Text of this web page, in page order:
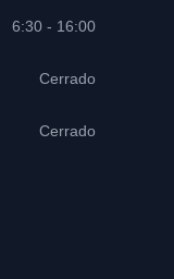
6:30 - 16:00
Cerrado
Cerrado